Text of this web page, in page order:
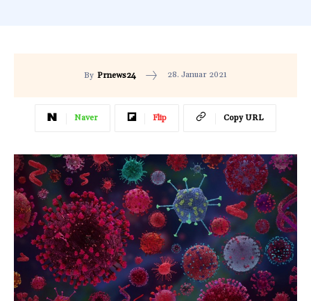
By Prnews24 28. Januar 2021
Naver Flip Copy URL